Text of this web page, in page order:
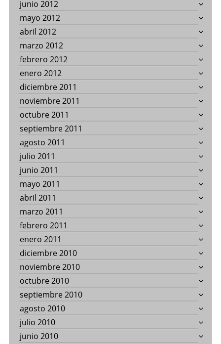
junio 2012
mayo 2012
abril 2012
marzo 2012
febrero 2012
enero 2012
diciembre 2011
noviembre 2011
octubre 2011
septiembre 2011
agosto 2011
julio 2011
junio 2011
mayo 2011
abril 2011
marzo 2011
febrero 2011
enero 2011
diciembre 2010
noviembre 2010
octubre 2010
septiembre 2010
agosto 2010
julio 2010
junio 2010